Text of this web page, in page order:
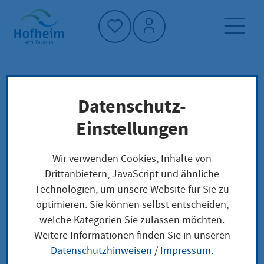
Startseite"
Dienstleistung-Finder
Verwaltungsstruktur
Verwaltungssteuerung und Betriebsleitung
Verwaltungssteuerung
und Betriebsleitung
Datenschutz-
Einstellungen
Wir verwenden Cookies, Inhalte von
Drittanbietern, JavaScript und ähnliche
Technologien, um unsere Website für Sie zu
optimieren. Sie können selbst entscheiden,
welche Kategorien Sie zulassen möchten.
Weitere Informationen finden Sie in unseren
Datenschutzhinweisen / Impressum.